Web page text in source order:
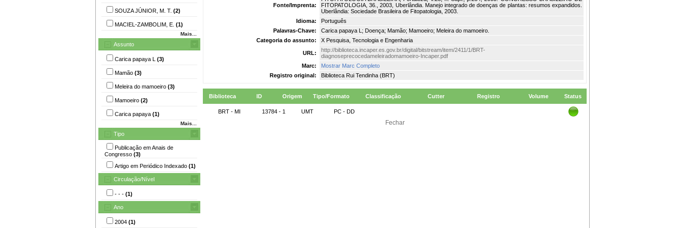
SOUZA JÚNIOR, M. T. (2)
MACIEL-ZAMBOLIM, E. (1)
Mais...
Assunto
Carica papaya L (3)
Mamão (3)
Meleira do mamoeiro (3)
Mamoeiro (2)
Carica papaya (1)
Mais...
Tipo
Publicação em Anais de
Congresso (3)
Artigo em Periódico Indexado (1)
Circulação/Nível
- - - (1)
Ano
2004 (1)
Fonte/Imprenta:
FITOPATOLOGIA, 36., 2003, Uberlândia. Manejo integrado de doenças de plantas: resumos expandidos.
Uberlândia: Sociedade Brasileira de Fitopatologia, 2003.
Idioma:
Português
Palavras-Chave:
Carica papaya L; Doença; Mamão; Mamoeiro; Meleira do mamoeiro.
Categoria do assunto:
X Pesquisa, Tecnologia e Engenharia
URL:
http://biblioteca.incaper.es.gov.br/digital/bitstream/item/2411/1/BRT-
diagnoseprecocedameleiradomamoeiro-Incaper.pdf
Marc:
Mostrar Marc Completo
Registro original:
Biblioteca Rui Tendinha (BRT)
Biblioteca ID Origem Tipo/Formato Classificação Cutter Registro Volume Status
BRT - MI 13784 - 1 UMT PC - DD
Fechar